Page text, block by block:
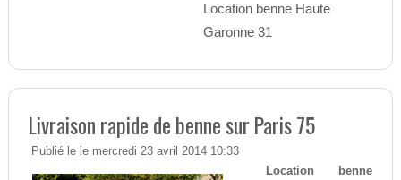
Location benne Haute
Garonne 31
Livraison rapide de benne sur Paris 75
Publié le le mercredi 23 avril 2014 10:33
Location benne